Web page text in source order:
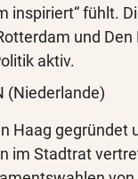
inspiriert“ fühlt.
und Den
aktiv.
(Niederlande)
Haag gegründet
im Stadtrat